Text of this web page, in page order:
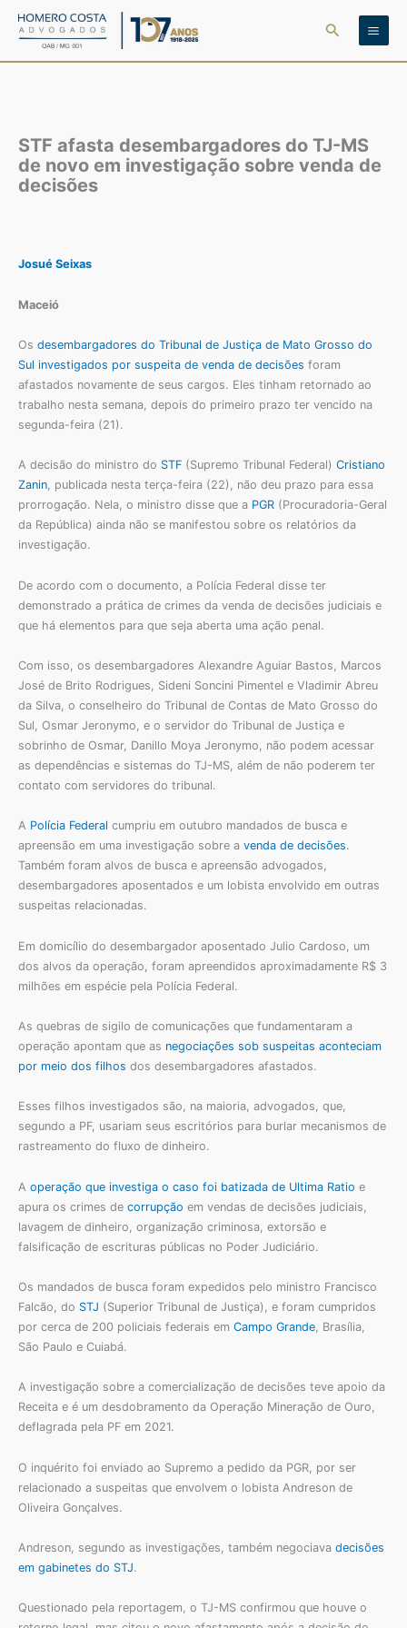
para
Pesquisar
STF afasta desembargadores do TJ-MS
de novo em investigação sobre venda de
decisões
Josué Seixas
Maceió
Os desembargadores do Tribunal de Justiça de Mato Grosso do
Sul investigados por suspeita de venda de decisões foram
afastados novamente de seus cargos. Eles tinham retornado ao
trabalho nesta semana, depois do primeiro prazo ter vencido na
segunda-feira (21).
A decisão do ministro do STF (Supremo Tribunal Federal) Cristiano
Zanin, publicada nesta terça-feira (22), não deu prazo para essa
prorrogação. Nela, o ministro disse que a PGR (Procuradoria-Geral
da República) ainda não se manifestou sobre os relatórios da
investigação.
De acordo com o documento, a Polícia Federal disse ter
demonstrado a prática de crimes da venda de decisões judiciais e
que há elementos para que seja aberta uma ação penal.
Com isso, os desembargadores Alexandre Aguiar Bastos, Marcos
José de Brito Rodrigues, Sideni Soncini Pimentel e Vladimir Abreu
da Silva, o conselheiro do Tribunal de Contas de Mato Grosso do
Sul, Osmar Jeronymo, e o servidor do Tribunal de Justiça e
sobrinho de Osmar, Danillo Moya Jeronymo, não podem acessar
as dependências e sistemas do TJ-MS, além de não poderem ter
contato com servidores do tribunal.
A Polícia Federal cumpriu em outubro mandados de busca e
apreensão em uma investigação sobre a venda de decisões.
Também foram alvos de busca e apreensão advogados,
desembargadores aposentados e um lobista envolvido em outras
suspeitas relacionadas.
Em domicílio do desembargador aposentado Julio Cardoso, um
dos alvos da operação, foram apreendidos aproximadamente R$ 3
milhões em espécie pela Polícia Federal.
As quebras de sigilo de comunicações que fundamentaram a
operação apontam que as negociações sob suspeitas aconteciam
por meio dos filhos dos desembargadores afastados.
Esses filhos investigados são, na maioria, advogados, que,
segundo a PF, usariam seus escritórios para burlar mecanismos de
rastreamento do fluxo de dinheiro.
A operação que investiga o caso foi batizada de Ultima Ratio e
apura os crimes de corrupção em vendas de decisões judiciais,
lavagem de dinheiro, organização criminosa, extorsão e
falsificação de escrituras públicas no Poder Judiciário.
Os mandados de busca foram expedidos pelo ministro Francisco
Falcão, do STJ (Superior Tribunal de Justiça), e foram cumpridos
por cerca de 200 policiais federais em Campo Grande, Brasília,
São Paulo e Cuiabá.
A investigação sobre a comercialização de decisões teve apoio da
Receita e é um desdobramento da Operação Mineração de Ouro,
deflagrada pela PF em 2021.
O inquérito foi enviado ao Supremo a pedido da PGR, por ser
relacionado a suspeitas que envolvem o lobista Andreson de
Oliveira Gonçalves.
Andreson, segundo as investigações, também negociava decisões
em gabinetes do STJ.
Questionado pela reportagem, o TJ-MS confirmou que houve o